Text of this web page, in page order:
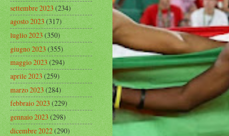
settembre 2023(234)
agosto 2023(317)
luglio 2023(350)
giugno 2023(355)
maggio 2023(294)
aprile 2023(259)
marzo 2023(284)
febbraio 2023(229)
gennaio 2023(298)
dicembre 2022(290)